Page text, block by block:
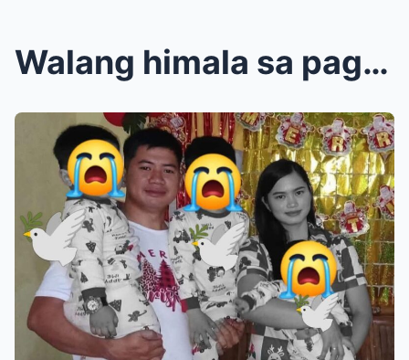
Walang himala sa pagpanaw ng isang ina at ng kanya...